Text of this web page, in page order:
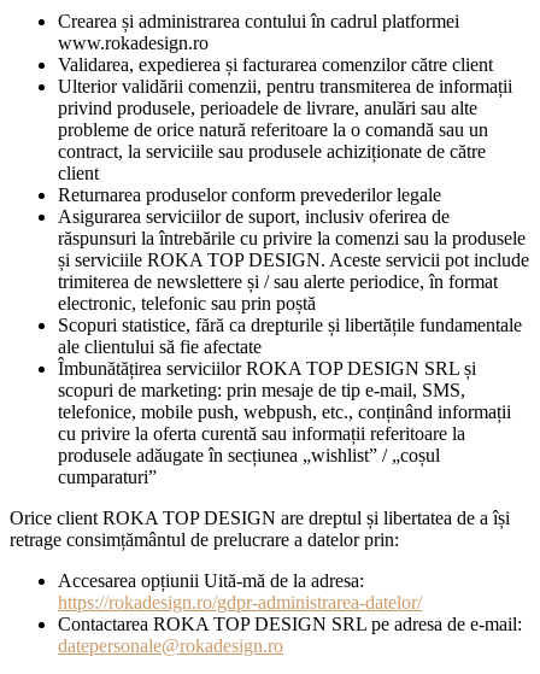
Crearea și administrarea contului în cadrul platformei
www.rokadesign.ro
Validarea, expedierea și facturarea comenzilor către client
Ulterior validării comenzii, pentru transmiterea de informații
privind produsele, perioadele de livrare, anulări sau alte
probleme de orice natură referitoare la o comandă sau un
contract, la serviciile sau produsele achiziționate de către
client
Returnarea produselor conform prevederilor legale
Asigurarea serviciilor de suport, inclusiv oferirea de
răspunsuri la întrebările cu privire la comenzi sau la produsele
și serviciile ROKA TOP DESIGN. Aceste servicii pot include
trimiterea de newslettere și / sau alerte periodice, în format
electronic, telefonic sau prin poștă
Scopuri statistice, fără ca drepturile și libertățile fundamentale
ale clientului să fie afectate
Îmbunătățirea serviciilor ROKA TOP DESIGN SRL și
scopuri de marketing: prin mesaje de tip e-mail, SMS,
telefonice, mobile push, webpush, etc., conținând informații
cu privire la oferta curentă sau informații referitoare la
produsele adăugate în secțiunea „wishlist” / „coșul
cumparaturi”
Orice client ROKA TOP DESIGN are dreptul și libertatea de a își
retrage consimțământul de prelucrare a datelor prin:
Accesarea opțiunii Uită-mă de la adresa:
https://rokadesign.ro/gdpr-administrarea-datelor/
Contactarea ROKA TOP DESIGN SRL pe adresa de e-mail:
datepersonale@rokadesign.ro